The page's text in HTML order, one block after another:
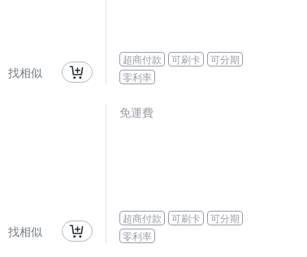
找相似
超商付款 可刷卡
可分期
零利率
找相似
免運費
超商付款 可刷卡
可分期
零利率